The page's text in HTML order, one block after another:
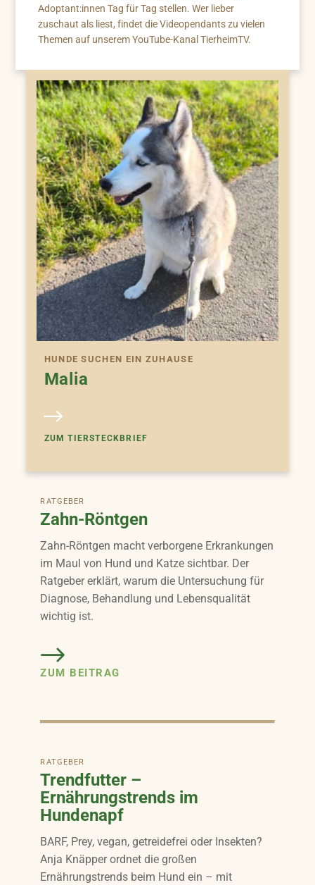
Adoptant:innen Tag für Tag stellen. Wer lieber
zuschaut als liest, findet die Videopendants zu vielen
Themen auf unserem YouTube-Kanal TierheimTV.
HUNDE SUCHEN EIN ZUHAUSE
Malia
ZUM TIERSTECKBRIEF
RATGEBER
Zahn-Röntgen
Zahn-Röntgen macht verborgene Erkrankungen
im Maul von Hund und Katze sichtbar. Der
Ratgeber erklärt, warum die Untersuchung für
Diagnose, Behandlung und Lebensqualität
wichtig ist.
ZUM BEITRAG
RATGEBER
Trendfutter –
Ernährungstrends im
Hundenapf
BARF, Prey, vegan, getreidefrei oder Insekten?
Anja Knäpper ordnet die großen
Ernährungstrends beim Hund ein – mit